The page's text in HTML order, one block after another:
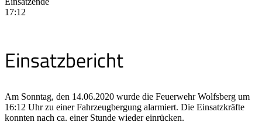
17:12
Einsatzbericht
Am Sonntag, den 14.06.2020 wurde die Feuerwehr Wolfsberg um
16:12 Uhr zu einer Fahrzeugbergung alarmiert. Die Einsatzkräfte
konnten nach ca. einer Stunde wieder einrücken.